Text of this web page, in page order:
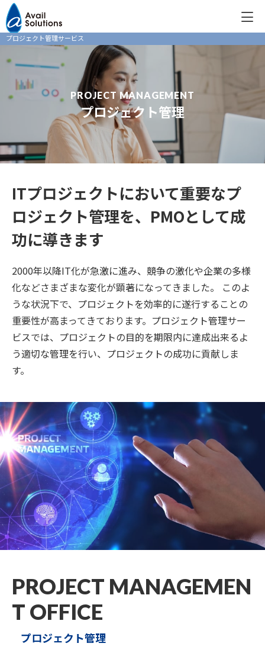
プロジェクト管理サービス
PROJECT MANAGEMENT
プロジェクト管理
ITプロジェクトにおいて重要なプ
ロジェクト管理を、 PMOとして成
功に導きます
2000年以降IT化が急激に進み、競争の激化や企業の多様
化などさまざまな変化が顕著になってきました。
このよ
うな状況下で、プロジェクトを効率的に遂行することの
重要性が高まってきております。 プロジェクト管理サー
ビスでは、プロジェクトの目的を期限内に達成出来るよ
う適切な管理を行い、プロジェクトの成功に貢献しま
す。
PROJECT MANAGEMEN
T OFFICE
プロジェクト管理